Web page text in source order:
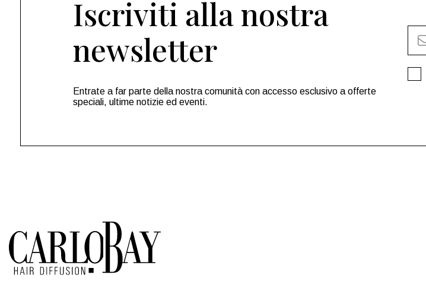
Iscriviti alla nostra
newsletter
Entrate a far parte della nostra comunità con accesso esclusivo a offerte
speciali, ultime notizie ed eventi.